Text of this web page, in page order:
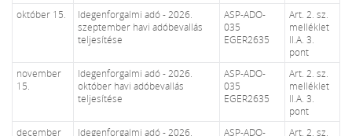
október 15.
Idegenforgalmi adó - 2026.
szeptember havi adóbevallás
teljesítése
ASP-ADO-
035
EGER2635
Art. 2. sz.
melléklet
II.A. 3.
pont
november
15.
Idegenforgalmi adó - 2026.
október havi adóbevallás
teljesítése
ASP-ADO-
035
EGER2635
Art. 2. sz.
melléklet
II.A. 3.
pont
december
Idegenforgalmi adó - 2026. ASP-ADO- Art. 2. sz.